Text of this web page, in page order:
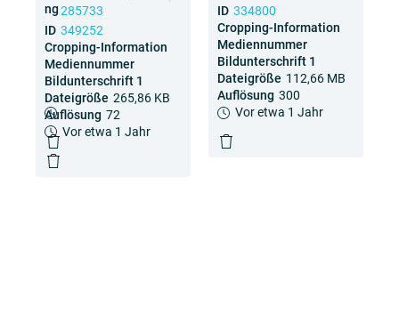
ID 285733
Cropping-Information
Mediennummer
Bildunterschrift 1
Dateigröße 26,48 MB
Auflösung 300
Vor etwa 2 Jahren
ID 334800
Cropping-Information
Mediennummer
Bildunterschrift 1
Dateigröße 112,66 MB
Auflösung 300
Vor etwa 1 Jahr
ng
ID 349252
Cropping-Information
Mediennummer
Bildunterschrift 1
Dateigröße 265,86 KB
Auflösung 72
Vor etwa 1 Jahr